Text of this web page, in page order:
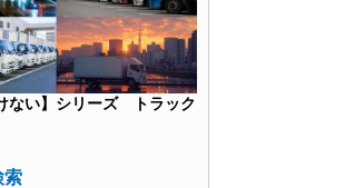
ない】シリーズ トラック
索